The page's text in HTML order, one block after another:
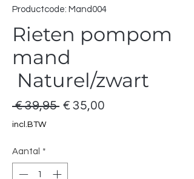
Productcode: Mand004
Rieten pompom
mand
Naturel/zwart
€ 39,95 Normale
€ 35,00
incl.BTW
Aantal *